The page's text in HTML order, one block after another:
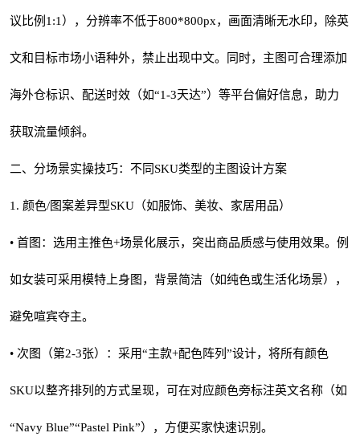
议比例1:1），分辨率不低于800*800px，画面清晰无水印，除英
文和目标市场小语种外，禁止出现中文。同时，主图可合理添加
海外仓标识、配送时效（如“1-3天达”）等平台偏好信息，助力
获取流量倾斜。
二、分场景实操技巧：不同SKU类型的主图设计方案
1. 颜色/图案差异型SKU（如服饰、美妆、家居用品）
• 首图：选用主推色+场景化展示，突出商品质感与使用效果。例
如女装可采用模特上身图，背景简洁（如纯色或生活化场景），
避免喧宾夺主。
• 次图（第2-3张）：采用“主款+配色阵列”设计，将所有颜色
SKU以整齐排列的方式呈现，可在对应颜色旁标注英文名称（如
“Navy Blue”“Pastel Pink”），方便买家快速识别。